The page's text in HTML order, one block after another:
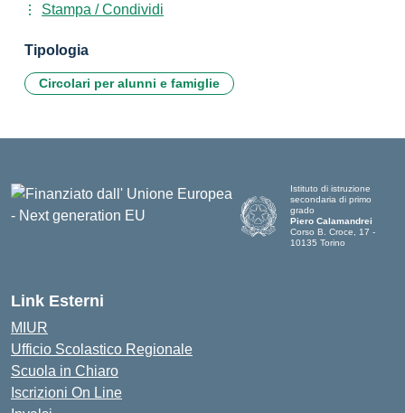
Stampa / Condividi
Tipologia
Circolari per alunni e famiglie
Istituto di istruzione
secondaria di primo
grado
Piero Calamandrei
Corso B. Croce, 17 -
10135 Torino
Link Esterni
MIUR
Ufficio Scolastico Regionale
Scuola in Chiaro
Iscrizioni On Line